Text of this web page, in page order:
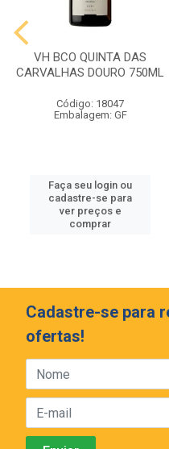
VH BCO QUINTA DAS
CARVALHAS DOURO 750ML
Código: 18047
Embalagem: GF
Faça seu login ou
cadastre-se para
ver preços e
comprar
Cadastre-se para
ofertas!